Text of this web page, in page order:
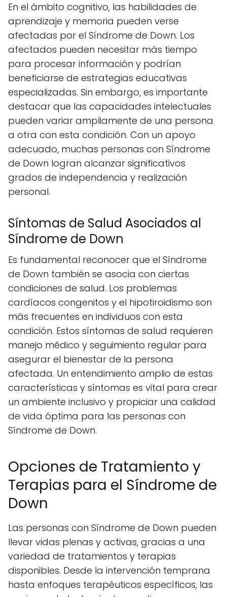
En el ámbito cognitivo, las habilidades de
aprendizaje y memoria pueden verse
afectadas por el Síndrome de Down. Los
afectados pueden necesitar más tiempo
para procesar información y podrían
beneficiarse de estrategias educativas
especializadas. Sin embargo, es importante
destacar que las capacidades intelectuales
pueden variar ampliamente de una persona
a otra con esta condición. Con un apoyo
adecuado, muchas personas con Síndrome
de Down logran alcanzar significativos
grados de independencia y realización
personal.
Síntomas de Salud Asociados al
Síndrome de Down
Es fundamental reconocer que el Síndrome
de Down también se asocia con ciertas
condiciones de salud. Los problemas
cardíacos congenitos y el hipotiroidismo son
más frecuentes en individuos con esta
condición. Estos síntomas de salud requieren
manejo médico y seguimiento regular para
asegurar el bienestar de la persona
afectada. Un entendimiento amplio de estas
características y síntomas es vital para crear
un ambiente inclusivo y propiciar una calidad
de vida óptima para las personas con
Síndrome de Down.
Opciones de Tratamiento y
Terapias para el Síndrome de
Down
Las personas con Síndrome de Down pueden
llevar vidas plenas y activas, gracias a una
variedad de tratamientos y terapias
disponibles. Desde la intervención temprana
hasta enfoques terapéuticos específicos, las